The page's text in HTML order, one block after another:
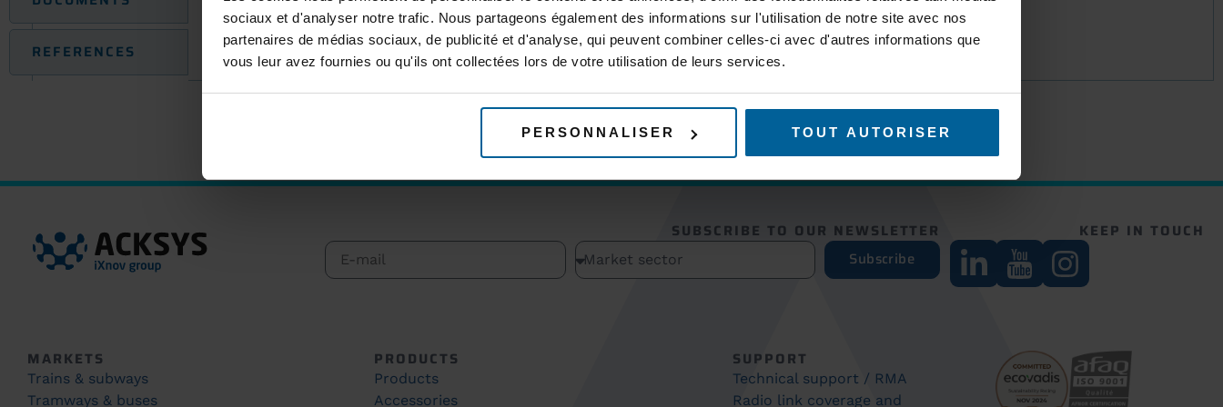
sociaux et d'analyser notre trafic. Nous partageons également des informations sur l'utilisation de notre site avec nos
partenaires de médias sociaux, de publicité et d'analyse, qui peuvent combiner celles-ci avec d'autres informations que
vous leur avez fournies ou qu'ils ont collectées lors de votre utilisation de leurs services.
PERSONNALISER TOUT AUTORISER
REFERENCES
SUBSCRIBE TO OUR NEWSLETTER
Subscribe
KEEP IN TOUCH
MARKETS
Trains & subways
Tramways & buses
PRODUCTS
Products
Accessories
SUPPORT
Technical support / RMA
Radio link coverage and